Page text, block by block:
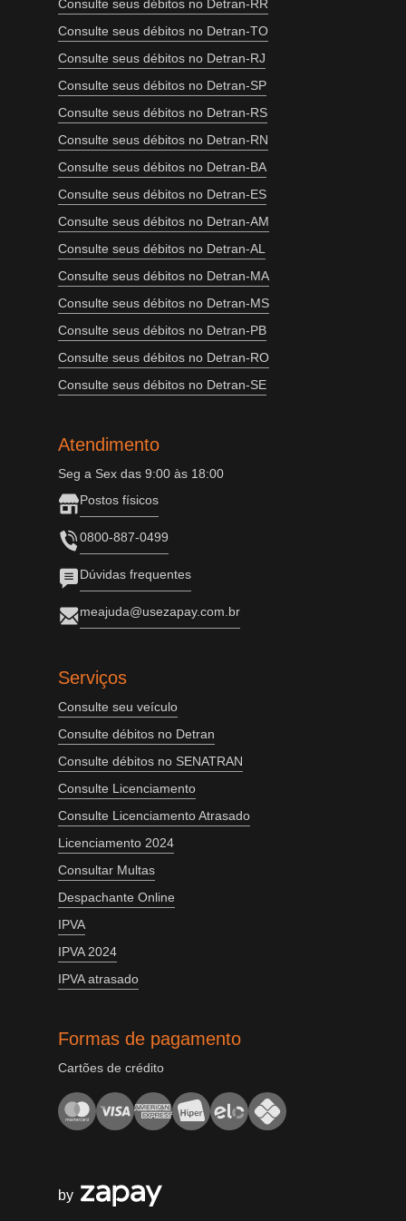
Consulte seus débitos no Detran-RR
Consulte seus débitos no Detran-TO
Consulte seus débitos no Detran-RJ
Consulte seus débitos no Detran-SP
Consulte seus débitos no Detran-RS
Consulte seus débitos no Detran-RN
Consulte seus débitos no Detran-BA
Consulte seus débitos no Detran-ES
Consulte seus débitos no Detran-AM
Consulte seus débitos no Detran-AL
Consulte seus débitos no Detran-MA
Consulte seus débitos no Detran-MS
Consulte seus débitos no Detran-PB
Consulte seus débitos no Detran-RO
Consulte seus débitos no Detran-SE
Atendimento
Seg a Sex das 9:00 às 18:00
Postos físicos
0800-887-0499
Dúvidas frequentes
meajuda@usezapay.com.br
Serviços
Consulte seu veículo
Consulte débitos no Detran
Consulte débitos no SENATRAN
Consulte Licenciamento
Consulte Licenciamento Atrasado
Licenciamento 2024
Consultar Multas
Despachante Online
IPVA
IPVA 2024
IPVA atrasado
Formas de pagamento
Cartões de crédito
by